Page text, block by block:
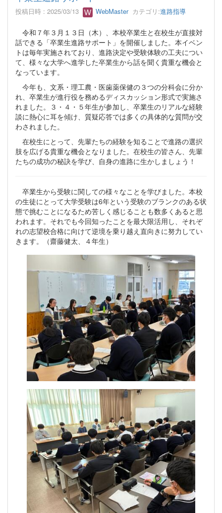
投稿日時 : 2025/03/13 WebMasterカテゴリ:進路指導
令和７年３月１３日（木）、本校卒業生と在校生が直接対
話できる「卒業生進路サポート」を開催しました。本イベン
トは毎年実施されており、進路決定や受験体験の工夫につい
て、様々な大学へ進学した卒業生から話を聞く貴重な機会と
なっています。
今年も、文系・理工農・医歯薬保健の３つの分科会に分か
れ、卒業生が進行役を務めるディスカッション形式で実施さ
れました。３・４・５年生が参加し、卒業生のリアルな経験
談に熱心に耳を傾け、質疑応答では多くの具体的な質問が交
わされました。
在校生にとって、先輩たちの経験を知ることで進路の選択
肢を広げる貴重な機会となりました。在校生の皆さん、先輩
たちの成功の秘訣を学び、自身の進路に生かしましょう！
卒業生から受験に関しての様々なことを学びました。本校
の生徒にとって大学受験は6年という受験のブランクのある状
態で挑むことになるため苦しく感じることも数多くあると思
われます。それでも今回知ったことを最大限活用し、それぞ
れの志望校合格に向けて逆境を乗り越え直向きに努力してい
きます。（齋藤健太、４年生）